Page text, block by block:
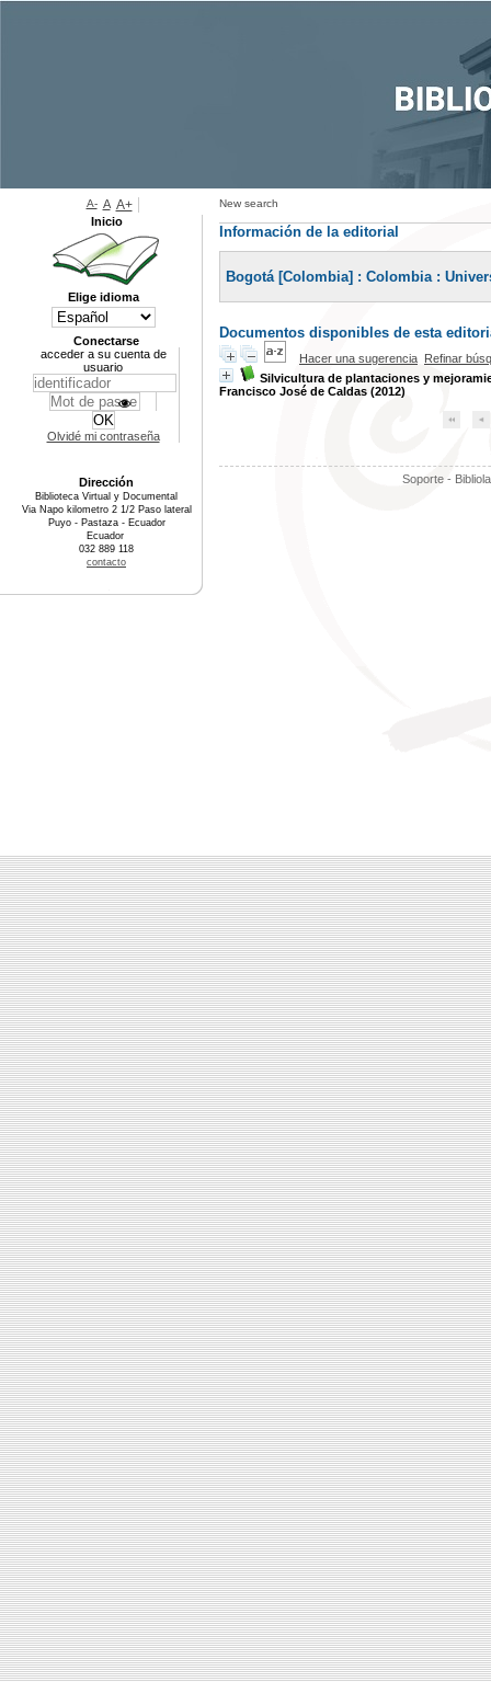
New search
Información de la editorial
Bogotá [Colombia] : Colombia :
Documentos disponibles de esta
Hacer una sugerencia Refinar
Silvicultura de plantaciones y
Francisco José de Caldas (2012)
Soporte -
A- A A+
Inicio
Elige idioma
Conectarse
acceder a su cuenta de
usuario
Olvidé mi contraseña
Dirección
Biblioteca Virtual y Documental
Via Napo kilometro 2 1/2 Paso lateral
Puyo - Pastaza - Ecuador
Ecuador
032 889 118
contacto